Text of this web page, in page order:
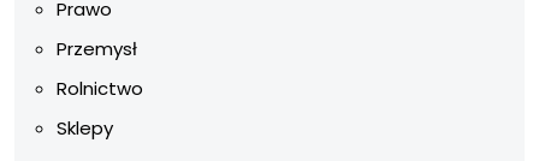
Prawo
Przemysł
Rolnictwo
Sklepy